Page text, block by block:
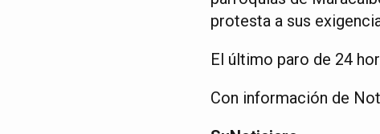
protesta a sus
El último paro de 24
Con información de